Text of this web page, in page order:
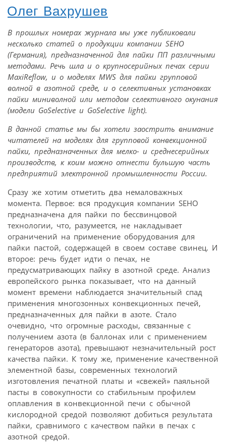
Олег Вахрушев
В прошлых номерах журнала мы уже публиковали
несколько статей о продукции компании SEHO
(Германия), предназначенной для пайки ПП различными
методами. Речь шла и о крупносерийных печах серии
MaxiReflow, и о моделях MWS для пайки групповой
волной в азотной среде, и о селективных установках
пайки миниволной или методом селективного окунания
(модели GoSelective и GoSelective light).
В данной статье мы бы хотели заострить внимание
читателей на моделях для групповой конвекционной
пайки, предназначенных для мелко- и среднесерийных
производств, к коим можно отнести бульшую часть
предприятий электронной промышленности России.
Сразу же хотим отметить два немаловажных
момента. Первое: вся продукция компании SEHO
предназначена для пайки по бессвинцовой
технологии, что, разумеется, не накладывает
ограничений на применение оборудования для
пайки пастой, содержащей в своем составе свинец. И
второе: речь будет идти о печах, не
предусматривающих пайку в азотной среде. Анализ
европейского рынка показывает, что на данный
момент времени наблюдается значительный спад
применения многозонных конвекционных печей,
предназначенных для пайки в азоте. Стало
очевидно, что огромные расходы, связанные с
получением азота (в баллонах или с применением
генераторов азота), превышают незначительный рост
качества пайки. К тому же, применение качественной
элементной базы, современных технологий
изготовления печатной платы и «свежей» паяльной
пасты в совокупности со стабильным профилем
оплавления в конвекционной печи с обычной
кислородной средой позволяют добиться результата
пайки, сравнимого с качеством пайки в печах с
азотной средой.